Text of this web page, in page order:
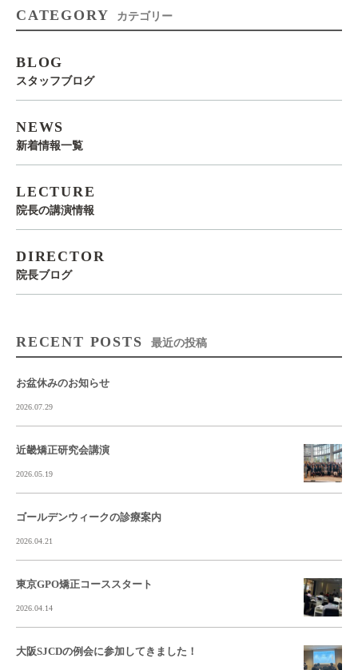
CATEGORY カテゴリー
BLOG
スタッフブログ
NEWS
新着情報一覧
LECTURE
院長の講演情報
DIRECTOR
院長ブログ
RECENT POSTS 最近の投稿
お盆休みのお知らせ
2026.07.29
近畿矯正研究会講演
2026.05.19
ゴールデンウィークの診療案内
2026.04.21
東京GPO矯正コーススタート
2026.04.14
大阪SJCDの例会に参加してきました！